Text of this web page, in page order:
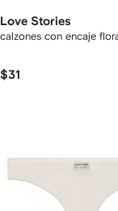
Love Stories
calzones con encaje
$31